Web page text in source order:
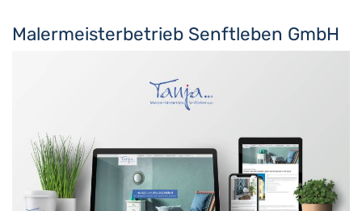
Malermeisterbetrieb Senftleben GmbH